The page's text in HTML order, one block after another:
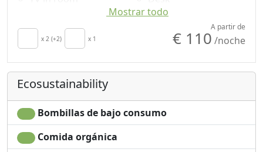
secador de pelo
Terrace
Sábanas
Suelo de madera
Shower
no monodosis
Mostrar todo
x 2 (+2) x 1
A partir de
€ 110 /noche
Ecosustainability
Bombillas de bajo consumo
Comida orgánica